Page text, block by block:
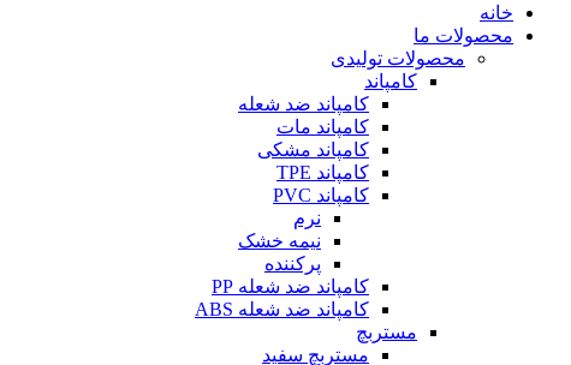
خانه
محصولات ما
محصولات تولیدی
کامپاند
کامپاند ضد شعله
کامپاند مات
کامپاند مشکی
کامپاند TPE
کامپاند PVC
نرم
نیمه خشک
پرکننده
کامپاند ضد شعله PP
کامپاند ضد شعله ABS
مستربچ
مستربچ‌ سفید